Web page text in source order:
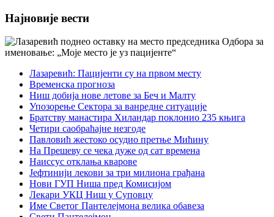
Најновије вести
Лазаревић: Пацијенти су на првом месту
Временска прогноза
Ниш добија нове летове за Беч и Малту
Упозорење Сектора за ванредне ситуације
Братству манастира Хиландар поклонио 235 књига
Четири саобраћајне незгоде
Павловић жестоко осудио претње Мићину
На Прешеву се чека дуже од сат времена
Наиссус отклања кварове
Јефтинији лекови за три милиона грађана
Нови ГУП Ниша пред Комисијом
Лекари УКЦ Ниш у Суповцу
Име Светог Пантелејмона велика обавеза